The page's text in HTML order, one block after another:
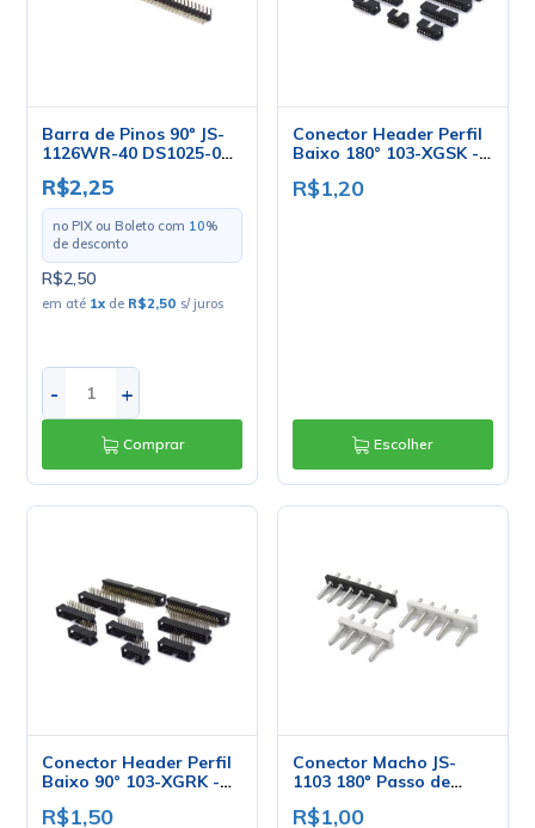
Barra de Pinos 90º JS-
1126WR-40 DS1025-01
- Penzel
R$2,25
no PIX ou Boleto com 10%
de desconto
R$2,50
em até 1x de R$2,50 s/ juros
- +
Comprar
Conector Header Perfil
Baixo 180° 103-XGSK -
R$1,20
Escolher
Conector Header Perfil
Baixo 90° 103-XGRK -
R$1,50
Conector Macho JS-
1103 180º Passo de
Penzel
R$1,00